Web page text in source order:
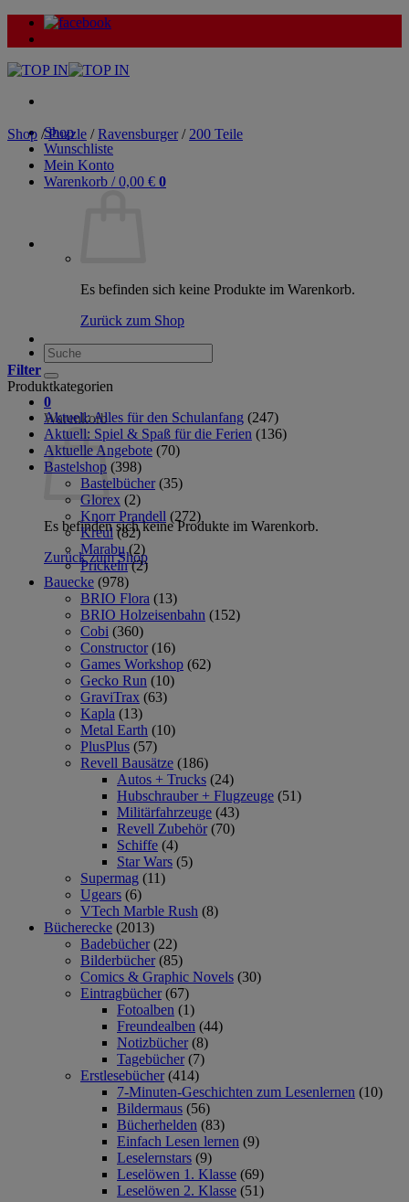
Zum
Inhalt
Shop
Wunschliste
Mein Konto
Warenkorb /0,00 € 0
Es befinden sich keine Produkte im Warenkorb.
Zurück zum Shop
Suche
nach:
0
Warenkorb
Es befinden sich keine Produkte im Warenkorb.
Zurück zum Shop
Shop / Puzzle / Ravensburger / 200 Teile
Filter
Produktkategorien
Aktuell: Alles für den Schulanfang (247)
Aktuell: Spiel & Spaß für die Ferien (136)
Aktuelle Angebote (70)
Bastelshop (398)
Bastelbücher (35)
Glorex (2)
Knorr Prandell (272)
Kreul (82)
Marabu (2)
Prickeln (2)
Bauecke (978)
BRIO Flora (13)
BRIO Holzeisenbahn (152)
Cobi (360)
Constructor (16)
Games Workshop (62)
Gecko Run (10)
GraviTrax (63)
Kapla (13)
Metal Earth (10)
PlusPlus (57)
Revell Bausätze (186)
Autos + Trucks (24)
Hubschrauber + Flugzeuge (51)
Militärfahrzeuge (43)
Revell Zubehör (70)
Schiffe (4)
Star Wars (5)
Supermag (11)
Ugears (6)
VTech Marble Rush (8)
Bücherecke (2013)
Badebücher (22)
Bilderbücher (85)
Comics & Graphic Novels (30)
Eintragbücher (67)
Fotoalben (1)
Freundealben (44)
Notizbücher (8)
Tagebücher (7)
Erstlesebücher (414)
7-Minuten-Geschichten zum Lesenlernen (10)
Bildermaus (56)
Bücherhelden (83)
Einfach Lesen lernen (9)
Leselernstars (9)
Leselöwen 1. Klasse (69)
Leselöwen 2. Klasse (51)